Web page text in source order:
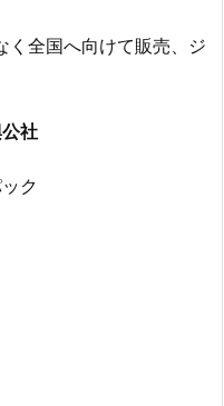
く全国へ向けて販売、ジ
社
ク